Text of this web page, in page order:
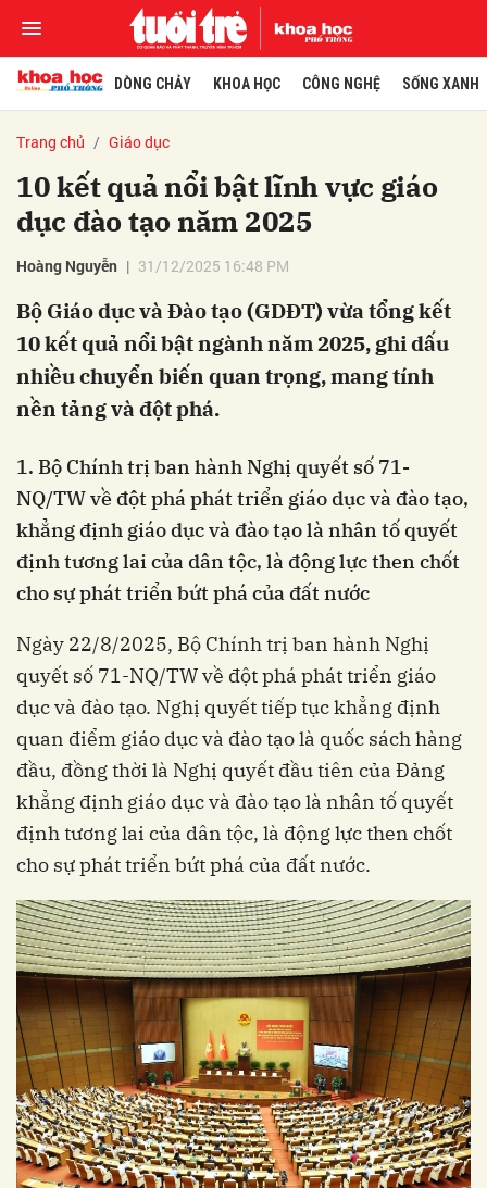
DÒNG CHẢY KHOA HỌC CÔNG NGHỆ SỐNG XANH
Trang chủ Giáo dục
10 kết quả nổi bật lĩnh vực giáo
dục đào tạo năm 2025
Hoàng Nguyễn 31/12/2025 16:48 PM
Bộ Giáo dục và Đào tạo (GDĐT) vừa tổng kết
10 kết quả nổi bật ngành năm 2025, ghi dấu
nhiều chuyển biến quan trọng, mang tính
nền tảng và đột phá.
1. Bộ Chính trị ban hành Nghị quyết số 71-
NQ/TWvề đột phá phát triển giáo dục và đào tạo,
khẳng định giáo dục và đào tạo là nhân tố quyết
định tương lai của dân tộc, là động lực then chốt
cho sự phát triển bứt phá của đất nước
Ngày 22/8/2025, Bộ Chính trị ban hành Nghị
quyết số 71-NQ/TW về đột phá phát triển giáo
dục và đào tạo. Nghị quyết tiếp tục khẳng định
quan điểm giáo dục và đào tạo là quốc sách hàng
đầu, đồng thời là Nghị quyết đầu tiên của Đảng
khẳng định giáo dục và đào tạo là nhân tố quyết
định tương lai của dân tộc, là động lực then chốt
cho sự phát triển bứt phá của đất nước.